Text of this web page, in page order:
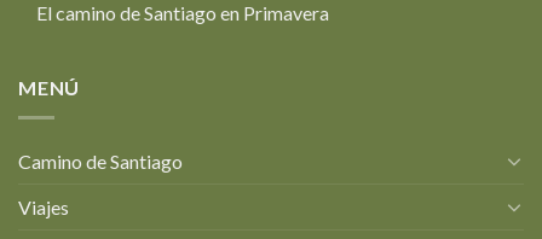
El camino de Santiago en Primavera
MENÚ
Camino de Santiago
Viajes